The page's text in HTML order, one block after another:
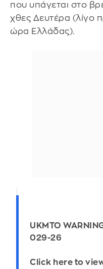
που υπάγεται στο
χθες Δευτέρα (λίγο
ώρα Ελλάδας).
UKMTO
029-26
Click here to